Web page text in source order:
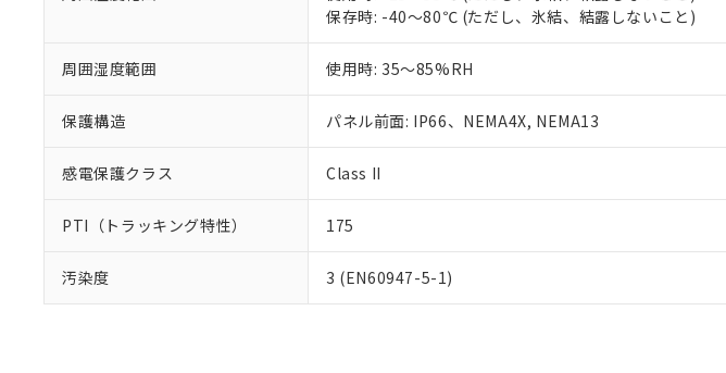
保存時: -40～80℃ (ただし、氷結、結露しないこと)
周囲湿度範囲 使用時: 35～85%RH
保護構造 パネル前面: IP66、NEMA4X, NEMA13
感電保護クラス Class II
PTI（トラッキング特性） 175
汚染度 3 (EN60947-5-1)